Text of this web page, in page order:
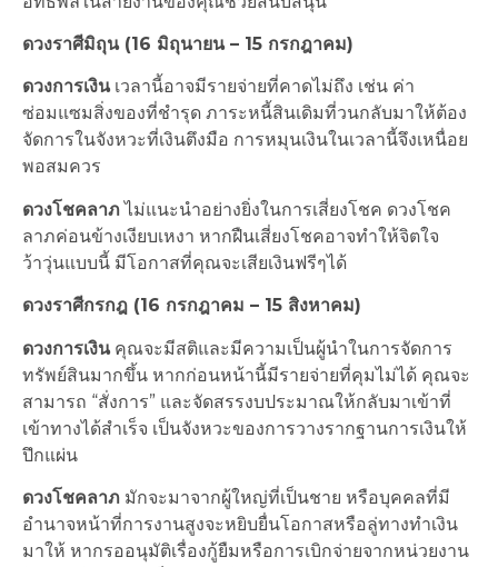
ดวงราศีมิถุน (16 มิถุนายน – 15 กรกฎาคม)
ดวงการเงินเวลานี้อาจมีรายจ่ายที่คาดไม่ถึง เช่น ค่า
ซ่อมแซมสิ่งของที่ชำรุด ภาระหนี้สินเดิมที่วนกลับมาให้ต้อง
จัดการในจังหวะที่เงินตึงมือ การหมุนเงินในเวลานี้จึงเหนื่อย
พอสมควร
ดวงโชคลาภไม่แนะนำอย่างยิ่งในการเสี่ยงโชค ดวงโชค
ลาภค่อนข้างเงียบเหงา หากฝืนเสี่ยงโชคอาจทำให้จิตใจ
ว้าวุ่นแบบนี้ มีโอกาสที่คุณจะเสียเงินฟรีๆได้
ดวงราศีกรกฎ (16 กรกฎาคม – 15 สิงหาคม)
ดวงการเงินคุณจะมีสติและมีความเป็นผู้นำในการจัดการ
ทรัพย์สินมากขึ้น หากก่อนหน้านี้มีรายจ่ายที่คุมไม่ได้ คุณจะ
สามารถ “สั่งการ” และจัดสรรงบประมาณให้กลับมาเข้าที่
เข้าทางได้สำเร็จ เป็นจังหวะของการวางรากฐานการเงินให้
ปึกแผ่น
ดวงโชคลาภ มักจะมาจากผู้ใหญ่ที่เป็นชาย หรือบุคคลที่มี
อำนาจหน้าที่การงานสูงจะหยิบยื่นโอกาสหรือลู่ทางทำเงิน
มาให้ หากรออนุมัติเรื่องกู้ยืมหรือการเบิกจ่ายจากหน่วยงาน